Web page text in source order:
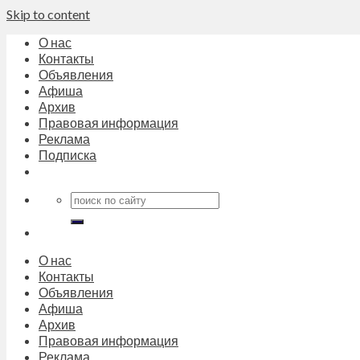
Skip to content
О нас
Контакты
Объявления
Афиша
Архив
Правовая информация
Реклама
Подписка
О нас
Контакты
Объявления
Афиша
Архив
Правовая информация
Реклама